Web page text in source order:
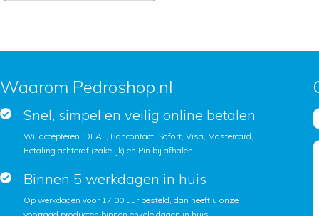
Waarom Pedroshop.nl
Snel, simpel en veilig online betalen
Wij accepteren iDEAL, Bancontact, Sofort, Visa, Mastercard,
Betaling achteraf (zakelijk) en Pin bij afhalen.
Binnen 5 werkdagen in huis
Op werkdagen voor 17.00 uur besteld, dan heeft u onze